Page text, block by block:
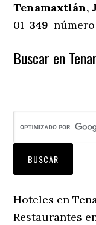
Tenamaxtlán,
01+349
Buscar en
Hoteles en
Restaurantes